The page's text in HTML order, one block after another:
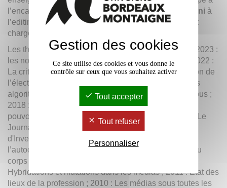
l’encadrement des productions radio etAriane Puccini à
l’editing. Également.Mayalen Labéguerie(IJBA
) est
chargée de l’édition électronique.
Les thématiques traitées parLa Fabrique de l’info
: 2023 :
les nouveaux combats de l’Éducation aux médias ; 2022 :
La critique des médias ; 2021 : La fabrique de l’opinion de
l’élection présidentielle 2022 ; 2020 : Enquêter sur les
algorithmes ; 2019 : Le journalisme plus proche de vous ;
2018 : Journalisme autrement ; 2017 : Nouveau(x)
pouvoirs, nouveau(x) journalisme politique ? ; 2016 : Le
Journalisme en 2067 ; 2015 : Le Journalisme
d'Investigation ; 2014 : Presse et pouvoirs. Censure,
l’autocensure et la manipulation ; 2013 : Dissection du
corps médiatique. La presse de référence ; 2012 :
Hybridations et mutations dans les médias ; 2011 : État des
lieux de la profession ; 2010 : Les médias sous toutes les
Gestion des cookies
Ce site utilise des cookies et vous donne le
contrôle sur ceux que vous souhaitez activer
Tout accepter
Tout refuser
Personnaliser